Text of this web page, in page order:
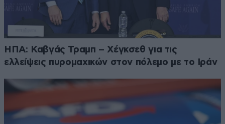
ΗΠΑ: Καβγάς Τραμπ – Χέγκσεθ για τις
ελλείψεις πυρομαχικών στον πόλεμο με το Ιράν